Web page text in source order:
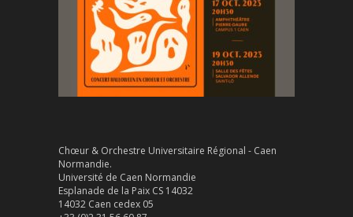
Chœur & Orchestre Universitaire Régional - Caen
Normandie.
Université de Caen Normandie
Esplanade de la Paix CS 14032
14032 Caen cedex 05